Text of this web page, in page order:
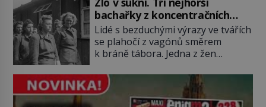
vztah k Židům, nemá se Řím čím
chlubit. […]
jásají a snaží se je chytit. Naštěstí
už nejde o živá zvířata, ale jenom o
plyšové suvenýry. Kdysi to ale bylo
jinak. Tato veselá podívaná
připomíná jeden z nejpodivnějších
bachařky z koncentračních
táborů
Lidé s bezduchými výrazy ve tvářích
se plahočí z vagónů směrem
k bráně tábora. Jedna z žen
jejich oči se setkají. Místo soucitu
však přichází gesto, které
nebožačku posílá rovnou do